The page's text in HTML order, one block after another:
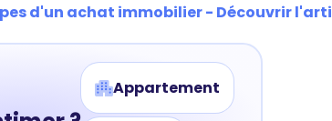
d'un achat immobilier - Découvrir
Appartement